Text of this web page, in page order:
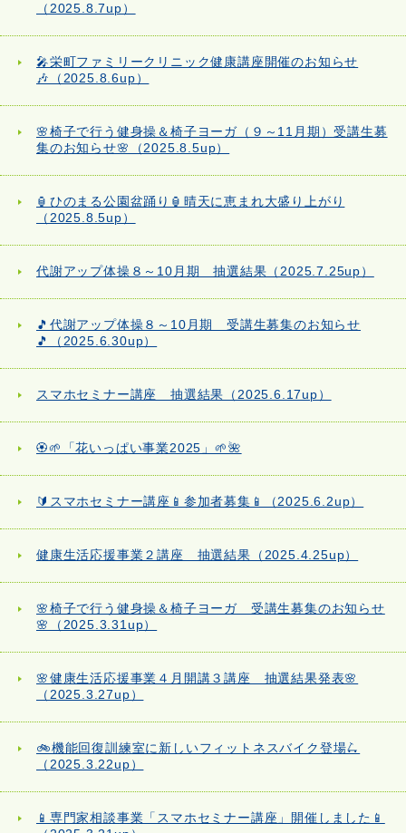
（2025.8.7up）
🎤栄町ファミリークリニック健康講座開催のお知らせ
🎶（2025.8.6up）
🌸椅子で行う健身操＆椅子ヨーガ（９～11月期）受講生募
集のお知らせ🌸（2025.8.5up）
🏮ひのまる公園盆踊り🏮晴天に恵まれ大盛り上がり
（2025.8.5up）
代謝アップ体操８～10月期 抽選結果（2025.7.25up）
🎵代謝アップ体操８～10月期 受講生募集のお知らせ
🎵（2025.6.30up）
スマホセミナー講座 抽選結果（2025.6.17up）
🏵️🌱「花いっぱい事業2025」🌱🌺
🔰スマホセミナー講座📱参加者募集📱（2025.6.2up）
健康生活応援事業２講座 抽選結果（2025.4.25up）
🌸椅子で行う健身操＆椅子ヨーガ 受講生募集のお知らせ
🌸（2025.3.31up）
🌸健康生活応援事業４月開講３講座 抽選結果発表🌸
（2025.3.27up）
🚲機能回復訓練室に新しいフィットネスバイク登場🛴
（2025.3.22up）
📱専門家相談事業「スマホセミナー講座」開催しました📱